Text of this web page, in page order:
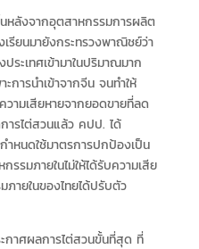
หลังจากอุตสาหกรรมการผลิต
รียนมายังกระทรวงพาณิชย์ว่า
ระเทศเข้ามาในปริมาณมาก
การนำเข้าจากจีน จนทำให้
วามเสียหายจากยอดขายที่ลด
ารไต่สวนแล้ว คปป. ได้
ำหนดใช้มาตรการปกป้องเป็น
รมภายในไม่ให้ได้รับความเสีย
ภายในของไทยได้ปรับตัว
กาศผลการไต่สวนขั้นที่สุด ที่